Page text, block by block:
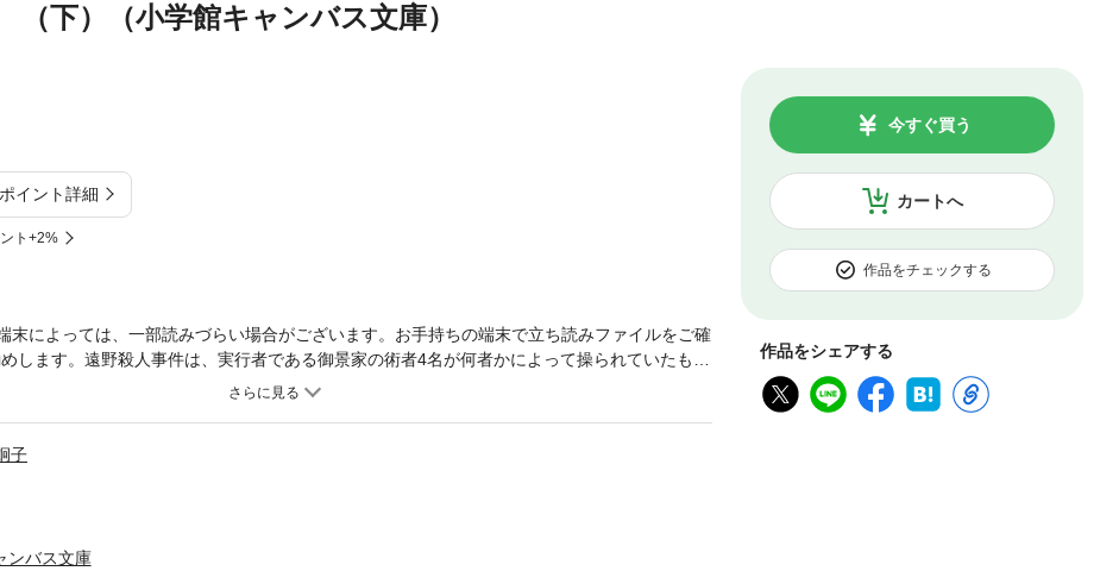
）（小学館キャンバス文庫）
ポイント詳細
ト+2%
カートへ
今すぐ買う
作品をチェックする
作品をシェアする
末によっては、一部読みづらい場合がございます。お手持ちの端末で立ち読みファイルをご確
します。遠野殺人事件は、実行者である御景家の術者4名が何者かによって操られていたもよ
か。千年鬼弓生と聖が戦いを挑む。だが、その裏には凶星の存在があり問題は更に大きく、複
子
ンバス文庫